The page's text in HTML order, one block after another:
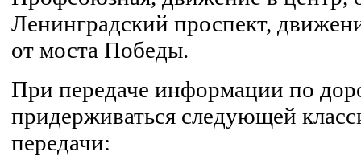
Ленинградский проспект,
от моста Победы.
При передаче информации по
придерживаться следующей
передачи: